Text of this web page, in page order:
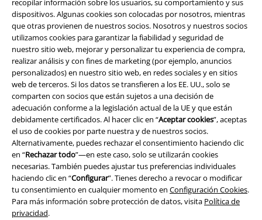
recopilar información sobre los usuarios, su comportamiento y sus
dispositivos. Algunas cookies son colocadas por nosotros, mientras
que otras provienen de nuestros socios. Nosotros y nuestros socios
utilizamos cookies para garantizar la fiabilidad y seguridad de
nuestro sitio web, mejorar y personalizar tu experiencia de compra,
realizar análisis y con fines de marketing (por ejemplo, anuncios
personalizados) en nuestro sitio web, en redes sociales y en sitios
web de terceros. Si los datos se transfieren a los EE. UU., solo se
comparten con socios que están sujetos a una decisión de
adecuación conforme a la legislación actual de la UE y que están
debidamente certificados. Al hacer clic en “Aceptar cookies”, aceptas
el uso de cookies por parte nuestra y de nuestros socios.
Alternativamente, puedes rechazar el consentimiento haciendo clic
en “Rechazar todo”—en este caso, solo se utilizarán cookies
necesarias. También puedes ajustar tus preferencias individuales
haciendo clic en “Configurar”. Tienes derecho a revocar o modificar
tu consentimiento en cualquier momento en Configuración Cookies.
Para más información sobre protección de datos, visita Política de
privacidad.
Legal
Términos y Condiciones
Aviso Legal
Ley protección de datos
Eliminación de residuos y protección del medioambiente
Declaración de Conformidad